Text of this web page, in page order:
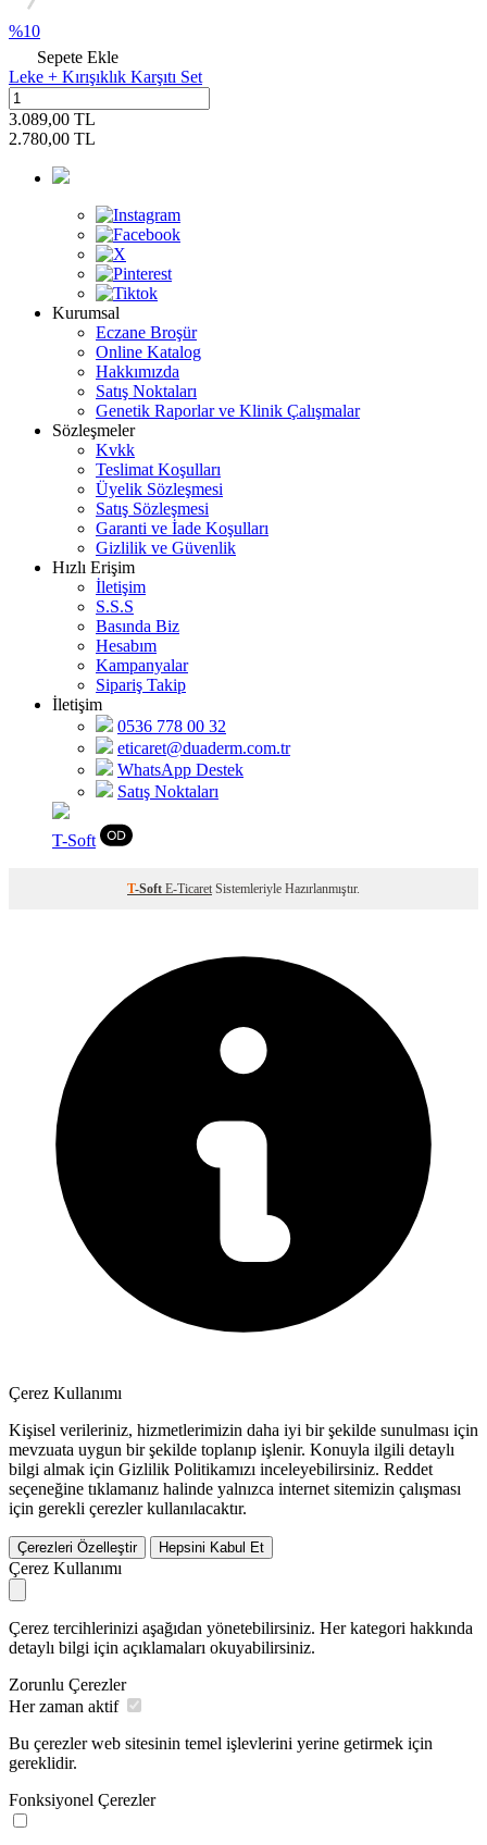
%10
Sepete Ekle
Leke + Kırışıklık Karşıtı Set
3.089,00 TL
2.780,00 TL
Kurumsal
Eczane Broşür
Online Katalog
Hakkımızda
Satış Noktaları
Genetik Raporlar ve Klinik Çalışmalar
Sözleşmeler
Kvkk
Teslimat Koşulları
Üyelik Sözleşmesi
Satış Sözleşmesi
Garanti ve İade Koşulları
Gizlilik ve Güvenlik
Hızlı Erişim
İletişim
S.S.S
Basında Biz
Hesabım
Kampanyalar
Sipariş Takip
İletişim
0536 778 00 32
eticaret@duaderm.com.tr
WhatsApp Destek
Satış Noktaları
T-Soft
T-Soft E-Ticaret Sistemleriyle Hazırlanmıştır.
Çerez Kullanımı
Kişisel verileriniz, hizmetlerimizin daha iyi bir şekilde sunulması için
mevzuata uygun bir şekilde toplanıp işlenir. Konuyla ilgili detaylı
bilgi almak için Gizlilik Politikamızı inceleyebilirsiniz. Reddet
seçeneğine tıklamanız halinde yalnızca internet sitemizin çalışması
için gerekli çerezler kullanılacaktır.
Çerezleri Özelleştir Hepsini Kabul Et
Çerez Kullanımı
Çerez tercihlerinizi aşağıdan yönetebilirsiniz. Her kategori hakkında
detaylı bilgi için açıklamaları okuyabilirsiniz.
Zorunlu Çerezler
Her zaman aktif
Bu çerezler web sitesinin temel işlevlerini yerine getirmek için
gereklidir.
Fonksiyonel Çerezler